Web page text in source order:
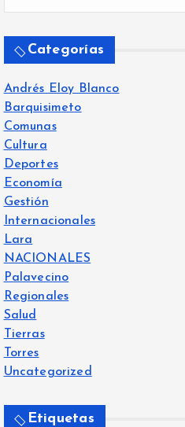
Categorías
Andrés Eloy Blanco
Barquisimeto
Comunas
Cultura
Deportes
Economía
Gestión
Internacionales
Lara
NACIONALES
Palavecino
Regionales
Salud
Tierras
Torres
Uncategorized
Etiquetas